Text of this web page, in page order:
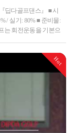
딥다골프댄스』 ■ 시
/ 실기: 80% ■ 준비물:
는 회전운동을 기본으
Hot